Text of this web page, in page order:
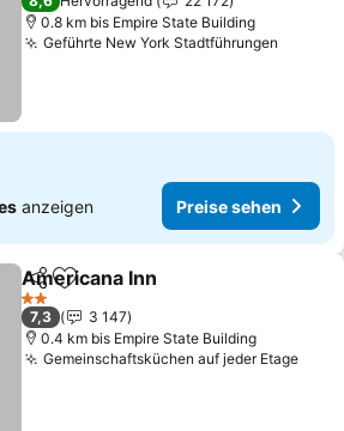
0.8 km bis Empire State Building
Geführte New York Stadtführungen
anzeigen Preise sehen
TeilenZu Favoriten hinzufügen
Americana Inn
2 Sterne
7,3
3 147
0.4 km bis Empire State Building
Gemeinschaftsküchen auf jeder Etage